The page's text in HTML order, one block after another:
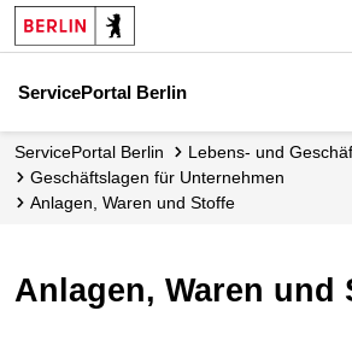
ServicePortal Berlin
ServicePortal Berlin
Lebens- und
Geschäftslagen für Unternehmen
Anlagen, Waren und Stoffe
Anlagen, Waren und